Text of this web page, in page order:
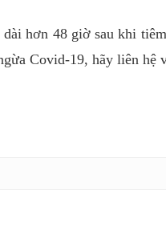
hơn 48 giờ sau khi
Covid-19, hãy liên hệ